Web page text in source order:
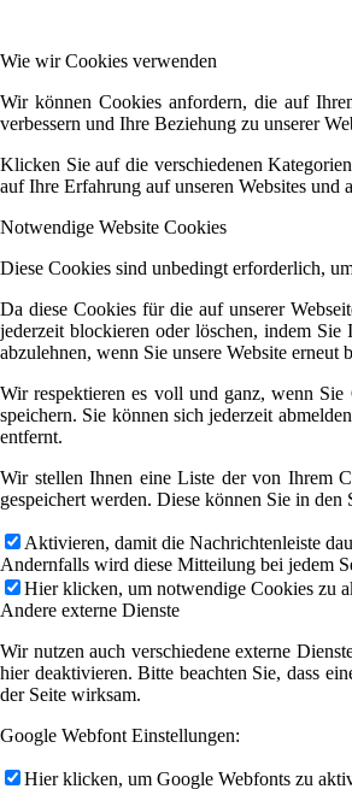
Wie wir Cookies verwenden
Wir können Cookies anfordern, die auf
verbessern und Ihre Beziehung zu unserer
Klicken Sie auf die verschiedenen
auf Ihre Erfahrung auf unseren Websites
Notwendige Website Cookies
Diese Cookies sind unbedingt erforderlich,
Da diese Cookies für die auf unserer
jederzeit blockieren oder löschen, indem
abzulehnen, wenn Sie unsere Website erneut
Wir respektieren es voll und ganz, wenn
speichern. Sie können sich jederzeit
entfernt.
Wir stellen Ihnen eine Liste der von Ihrem
gespeichert werden. Diese können Sie in
Aktivieren, damit die Nachrichtenleiste
Andernfalls wird diese Mitteilung bei jedem
Hier klicken, um notwendige Cookies zu
Andere externe Dienste
Wir nutzen auch verschiedene externe
hier deaktivieren. Bitte beachten Sie, dass
der Seite wirksam.
Google Webfont Einstellungen:
Hier klicken, um Google Webfonts zu